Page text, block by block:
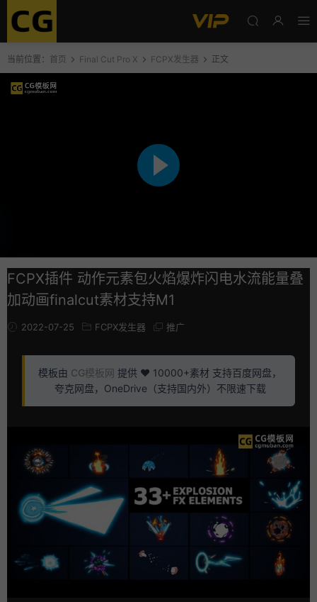
当前位置： 首页 Final Cut Pro X FCPX发生器 正文
FCPX插件 动作元素包火焰爆炸闪电水流能量叠
加动画finalcut素材支持M1
2022-07-25 FCPX发生器 推广
模板由 CG模板网 提供 ❤️ 10000+素材 支持百度网盘，
夸克网盘，OneDrive（支持国内外）不限速下载